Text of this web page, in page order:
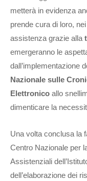
metterà in evidenza
prende cura di loro,
assistenza grazie alla
emergeranno le
dall’implementazione
Nazionale sulle
Elettronico allo
dimenticare la
Una volta conclusa la
Centro Nazionale per
Assistenziali
dell’elaborazione dei